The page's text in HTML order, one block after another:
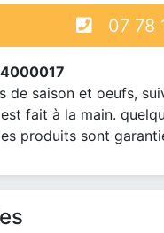
07 78
de saison et oeufs,
fait à la main.
produits sont